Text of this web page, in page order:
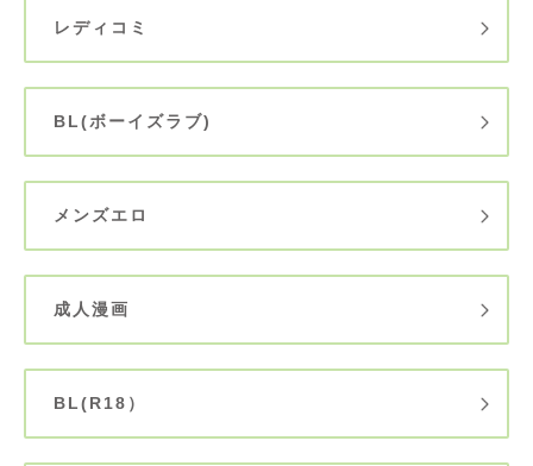
レディコミ
BL(ボーイズラブ)
メンズエロ
成人漫画
BL(R18）